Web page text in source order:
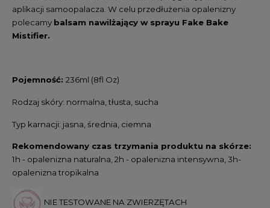
aplikacji samoopalacza. W celu przedłużenia opalenizny
polecamy balsam nawilżający w sprayu Fake Bake
Mistifier.
Pojemność: 236ml (8fl Oz)
Rodzaj skóry: normalna, tłusta, sucha
Typ karnacji: jasna, średnia, ciemna
Rekomendowany czas trzymania produktu na skórze:
1h - opalenizna naturalna, 2h - opalenizna intensywna, 3h-
opalenizna tropikalna
NIE TESTOWANE NA ZWIERZĘTACH